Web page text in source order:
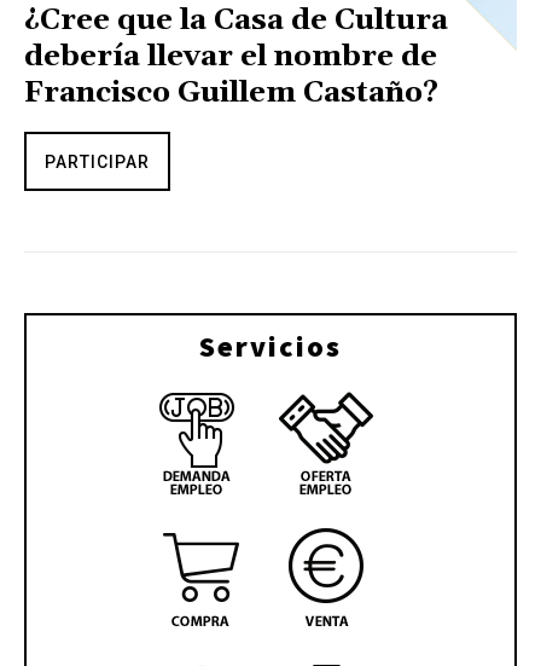
¿Cree que la Casa de Cultura
debería llevar el nombre de
Francisco Guillem Castaño?
PARTICIPAR
Servicios